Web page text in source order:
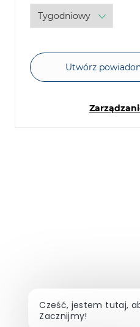
Utwórz
Cześć, jestem tutaj,
Zacznijmy!